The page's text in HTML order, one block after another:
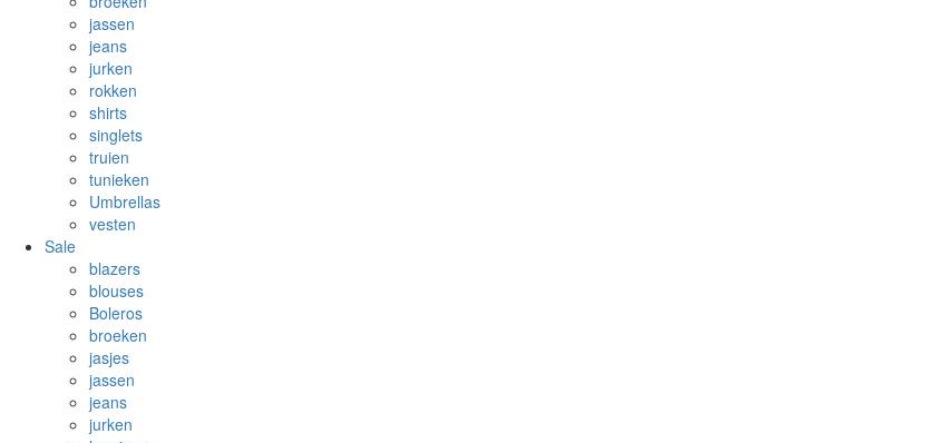
jassen
jeans
jurken
rokken
shirts
singlets
truien
tunieken
Umbrellas
vesten
Sale
blazers
blouses
Boleros
broeken
jasjes
jassen
jeans
jurken